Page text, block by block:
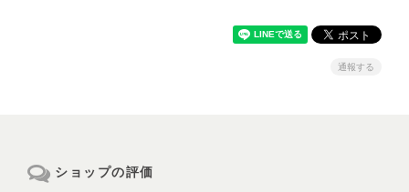
通報する
ショップの評価